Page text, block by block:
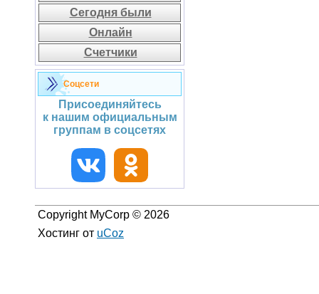
Сегодня были
Онлайн
Счетчики
Соцсети
Присоединяйтесь
к нашим официальным
группам в соцсетях
Copyright MyCorp © 2026
Хостинг от uCoz